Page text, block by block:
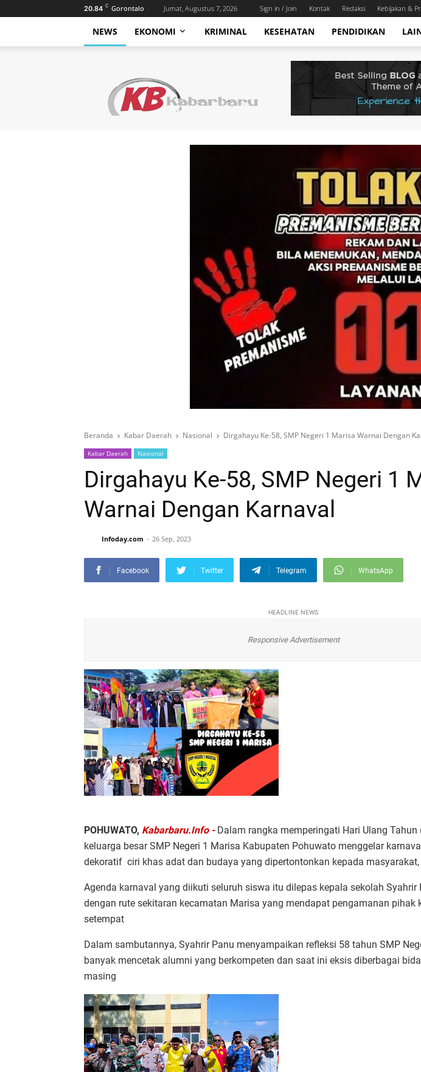
20.84 C Gorontalo Jumat, Augustus 7, 2026 Sign in / Join Kontak Redaksi Kebijakan &
NEWS EKONOMI KRIMINAL KESEHATAN PENDIDIKAN
Beranda Kabar Daerah Nasional Dirgahayu Ke-58, SMP Negeri 1 Marisa Warnai Dengan
Kabar Daerah Nasional
Dirgahayu Ke-58, SMP Negeri 1
Warnai Dengan Karnaval
Infoday.com 26 Sep, 2023
Facebook Twitter Telegram WhatsApp
HEADLINE NEWS
Responsive Advertisement
POHUWATO, Kabarbaru.Info - Dalam rangka memperingati Hari Ulang Tahun
keluarga besar SMP Negeri 1 Marisa Kabupaten Pohuwato menggelar
dekoratif ciri khas adat dan budaya yang dipertontonkan kepada
Agenda karnaval yang diikuti seluruh siswa itu dilepas kepala sekolah Syahrir
dengan rute sekitaran kecamatan Marisa yang mendapat pengamanan pihak
setempat
Dalam sambutannya, Syahrir Panu menyampaikan refleksi 58 tahun SMP
banyak mencetak alumni yang berkompeten dan saat ini eksis diberbagai
masing